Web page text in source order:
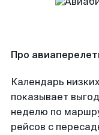
Про
Календарь
показывает
неделю по
рейсов с